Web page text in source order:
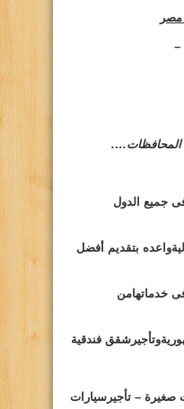
مصر
المحافظات….
جميع الدول
بتقديم أفضل
خدماتهامن
فندقية
صغيرة – تأجيرسيارات